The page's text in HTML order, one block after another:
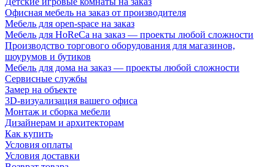
Офисная мебель на заказ от производителя
Мебель для open-space на заказ
Мебель для HoReCa на заказ — проекты любой сложности
Производство торгового оборудования для магазинов,
шоурумов и бутиков
Мебель для дома на заказ — проекты любой сложности
Сервисные службы
Замер на объекте
3D-визуализация вашего офиса
Монтаж и сборка мебели
Дизайнерам и архитекторам
Как купить
Условия оплаты
Условия доставки